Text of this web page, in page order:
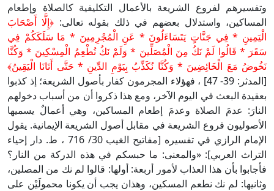
وتفسيرهم لفروع الشريعة بالأعمال التكليفية كالصلاة وإطعام
المساكين، واستدلال بعضهم في ذلك بقوله تعالى: ﴿إِلَّا أَصْحَابَ
الْيَمِينِ * فِي جَنَّاتٍ يَتَسَاءَلُونَ * عَنِ الْمُجْرِمِينَ * مَا سَلَكَكُمْ فِي
سَقَرَ * قَالُوا لَمْ نَكُ مِنَ الْمُصَلِّينَ * وَلَمْ نَكُ نُطْعِمُ الْمِسْكِينَ * وَكُنَّا
نَخُوضُ مَعَ الْخَائِضِينَ * وَكُنَّا نُكَذِّبُ بِيَوْمِ الدِّينِ * حَتَّى أَتَانَا الْيَقِينُ﴾
[المدثر: 39- 47] ، فهؤلاء المجرمون كفار بأصول الشريعة؛ إذ كذبوا
بعقيدة البعث في اليوم الآخر، ومع هذا ذكروا أن من أسباب دخولهم
النارَ: عدمَ الصلاة وعدمَ إطعام المساكين، وهي أعمالٌ يسميها
الأصوليون فروع الشريعة في مقابل أصول الشريعة الإيمانية. يقول
الإمام الرازي في تفسيره [مفاتيح الغيب 30/ 716 ، ط. دار إحياء
التراث العربي]: «والمعنى: ما حبسكم في هذه الدركة من النار؟
فأجابوا بأن هذا العذاب لأمور أربعة: أولها: قالوا لم نك من المصلين،
وثانيها: لم نك نطعم المسكين، وهذان يجب أن يكونا محمولَيْن على